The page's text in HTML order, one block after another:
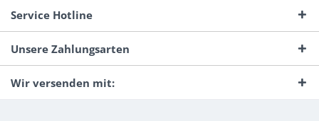
Service Hotline
Unsere Zahlungsarten
Wir versenden mit: